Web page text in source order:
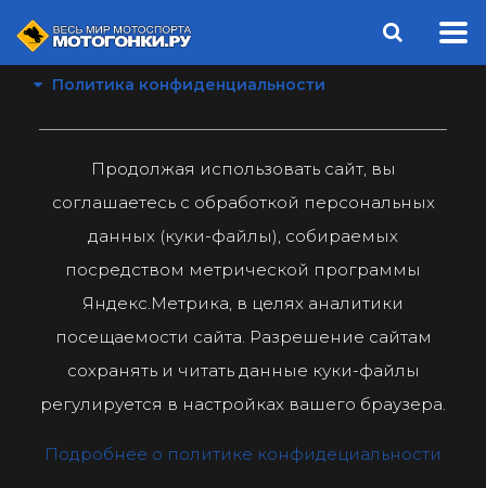
Политика конфиденциальности
Продолжая использовать сайт, вы
соглашаетесь с обработкой персональных
данных (куки-файлы), собираемых
посредством метрической программы
Яндекс.Метрика, в целях аналитики
посещаемости сайта. Разрешение сайтам
сохранять и читать данные куки-файлы
регулируется в настройках вашего браузера.
Подробнее о политике конфидециальности